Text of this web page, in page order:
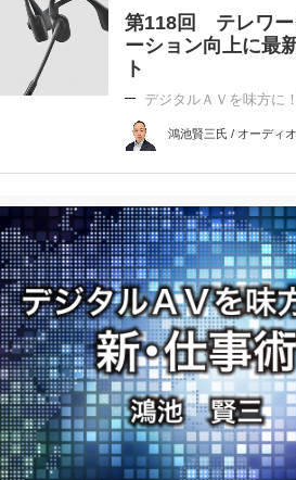
第118回 テレワー
ーション向上に最
ト
デジタルＡＶを味方に
鴻池賢三氏 / オーディ